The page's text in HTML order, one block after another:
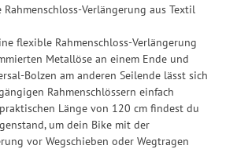
Verlängerung aus Textil
flexible Rahmenschloss-Verlängerung
Metallöse an einem Ende und
Bolzen am anderen Seilende lässt sich
Rahmenschlössern einfach
Länge von 120 cm findest du
um dein Bike mit der
vor Wegschieben oder Wegtragen